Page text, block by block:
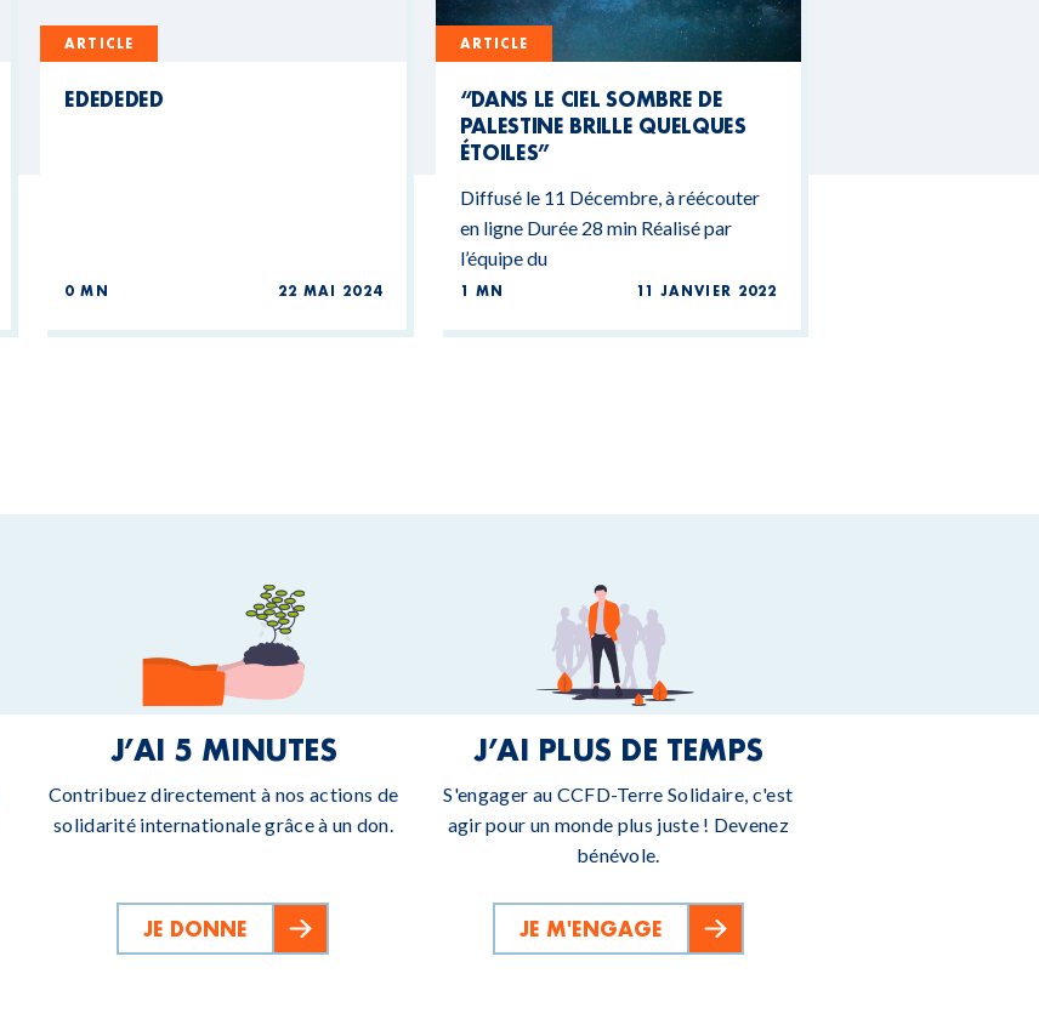
ARTICLE
EDEDEDED
0 MN 22 MAI 2024
ARTICLE
“DANS LE CIEL SOMBRE DE
PALESTINE BRILLE QUELQUES
ÉTOILES”
Diffusé le 11 Décembre, à réécouter
en ligne Durée 28 min Réalisé par
l’équipe du
1 MN 11 JANVIER 2022
J’AI 5 MINUTES
Contribuez directement à nos actions de
solidarité internationale grâce à un don.
JE DONNE
J’AI PLUS DE TEMPS
S'engager au CCFD-Terre Solidaire, c'est
agir pour un monde plus juste ! Devenez
bénévole.
JE M'ENGAGE